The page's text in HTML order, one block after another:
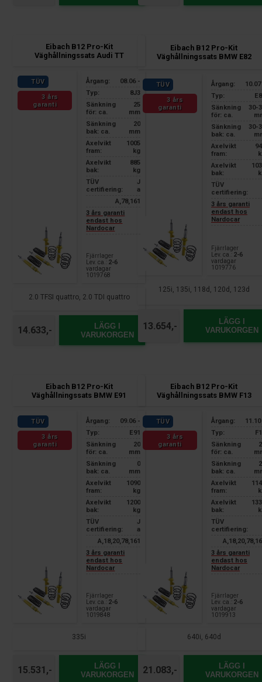
Eibach B12 Pro-Kit
Väghållningssats Audi TT
TÜV
3 års
garanti
Årgang:
08.06 -
Typ:
8J3
Sänkning
för: ca.
25
mm
Sänkning
bak: ca.
20
mm
Axelvikt
fram:
1005
kg
Axelvikt
bak:
885
kg
TÜV
certifiering:
J
a
A,78,161
3 års garanti
endast hos
Nardocar
Fjärrlager
Lev. ca.: 2-6
vardagar
1019768
2.0 TFSI quattro, 2.0 TDI quattro
14.633,-
LÄGG I
VARUKORGEN
Eibach B12 Pro-Kit
Väghållningssats BMW E82
TÜV
3 års
garanti
Årgang:
Typ:
Sänkning
för: ca.
30-
Sänkning
bak: ca.
30-
Axelvikt
fram:
Axelvikt
bak:
TÜV
certifiering:
3 års garanti
endast hos
Nardocar
Fjärrlager
Lev. ca.: 2-6
vardagar
1019776
125i, 135i, 118d, 120d, 123d
13.654,-
LÄGG I
VARUKORGEN
Eibach B12 Pro-Kit
Väghållningssats BMW E91
TÜV
3 års
garanti
Årgang:
09.06 -
Typ:
E91
Sänkning
för: ca.
20
mm
Sänkning
bak: ca.
0
mm
Axelvikt
fram:
1090
kg
Axelvikt
bak:
1200
kg
TÜV
certifiering:
J
a
A,18,20,78,161
3 års garanti
endast hos
Nardocar
Fjärrlager
Lev. ca.: 2-6
vardagar
1019848
335i
15.531,-
LÄGG I
VARUKORGEN
Eibach B12 Pro-Kit
Väghållningssats BMW F13
TÜV
3 års
garanti
Årgang:
Typ:
Sänkning
för: ca.
Sänkning
bak: ca.
Axelvikt
fram:
Axelvikt
bak:
TÜV
certifiering:
3 års garanti
endast hos
Nardocar
Fjärrlager
Lev. ca.: 2-6
vardagar
1019913
640i, 640d
21.083,-
LÄGG I
VARUKORGEN